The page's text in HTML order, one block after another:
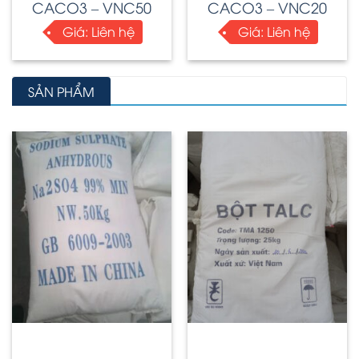
CACO3 – VNC50
Giá: Liên hệ
CACO3 – VNC20
Giá: Liên hệ
SẢN PHẨM